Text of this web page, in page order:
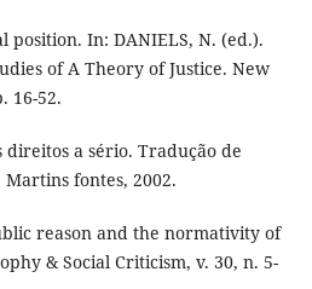
position. In: DANIELS, N. (ed.).
of A Theory of Justice. New
16-52.
direitos a sério. Tradução de
Martins fontes, 2002.
reason and the normativity of
& Social Criticism, v. 30, n. 5-